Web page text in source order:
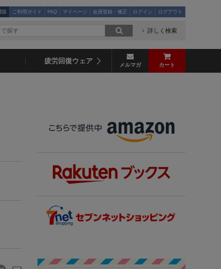
販 ご利用ガイド FAQ マイページ 会員登録・修正 ログイン ログアウト
詳しく検索
疲労回復ウェア メルマガ カート